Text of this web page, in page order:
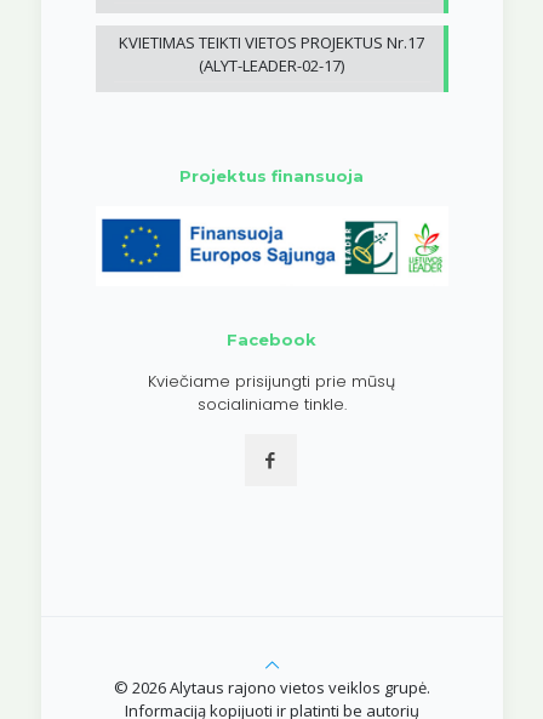
KVIETIMAS TEIKTI VIETOS PROJEKTUS Nr.17
(ALYT-LEADER-02-17)
Projektus finansuoja
Facebook
Kviečiame prisijungti prie mūsų
socialiniame tinkle.
© 2026 Alytaus rajono vietos veiklos grupė.
Informaciją kopijuoti ir platinti be autorių